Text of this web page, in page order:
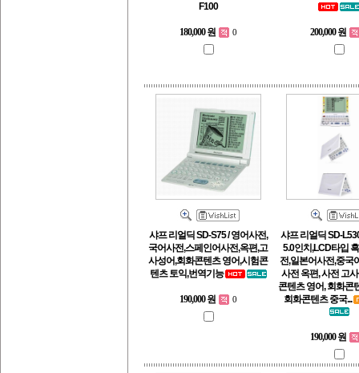
F100
180,000 원 0 200,000 원
샤프 리얼딕 SD-S75 / 영어사전,
국어사전,스페인어사전,옥편,고
사성어,회화콘텐츠 영어,시험콘
텐츠 토익,번역기능
190,000 원 0
샤프 리얼딕 SD-
5.0인치,LCD타입
전,일본어사전,중국
사전 옥편, 사전 고
콘텐츠 영어, 회화콘
회화콘텐츠 중국...
190,000 원